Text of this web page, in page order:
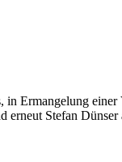
einer
Stefan